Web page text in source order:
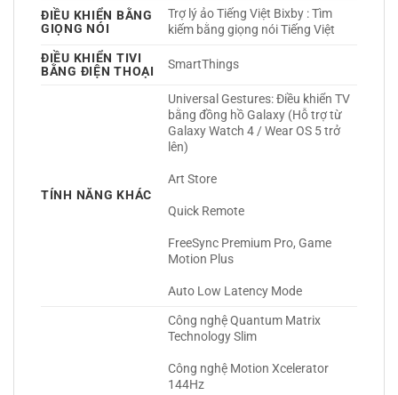
ĐIỀU KHIỂN BẰNG
GIỌNG NÓI
Trợ lý ảo Tiếng Việt Bixby : Tìm
kiếm bằng giọng nói Tiếng Việt
ĐIỀU KHIỂN TIVI
BẰNG ĐIỆN THOẠI
SmartThings
TÍNH NĂNG KHÁC
Universal Gestures: Điều khiển TV
bằng đồng hồ Galaxy (Hỗ trợ từ
Galaxy Watch 4 / Wear OS 5 trở
lên)
Art Store
Quick Remote
FreeSync Premium Pro, Game
Motion Plus
Auto Low Latency Mode
Công nghệ Quantum Matrix
Technology Slim
Công nghệ Motion Xcelerator
144Hz